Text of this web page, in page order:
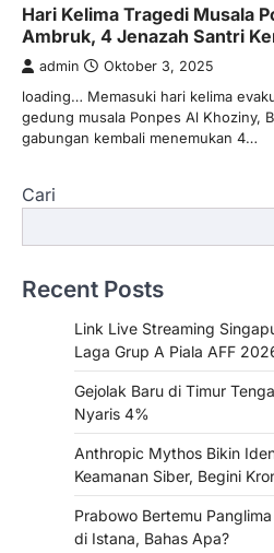
Hari Kelima Tragedi Musala
Ambruk, 4 Jenazah Santri
admin Oktober 3, 2025
loading… Memasuki hari kelima
gedung musala Ponpes Al Khoziny,
gabungan kembali menemukan 4…
Cari
Recent Posts
Link Live Streaming
Laga Grup A Piala AFF
Gejolak Baru di Timur
Nyaris 4%
Anthropic Mythos Bikin
Keamanan Siber, Begini
Prabowo Bertemu
di Istana, Bahas Apa?